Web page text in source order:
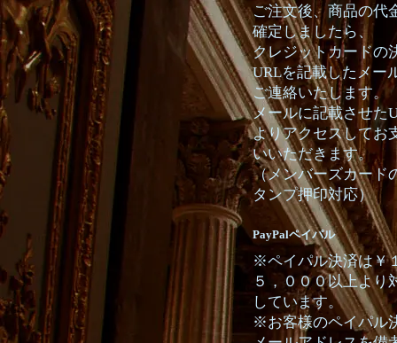
ご注文後、商品の代
確定しましたら、
クレジットカードの
URLを記載したメー
ご連絡いたします。
メールに記載させた
よりアクセスしてお
いいただきます。
（メンバーズカード
タンプ押印対応）
PayPalペイパル
※ペイパル決済は￥
５，０００以上より
しています。
※お客様のペイパル